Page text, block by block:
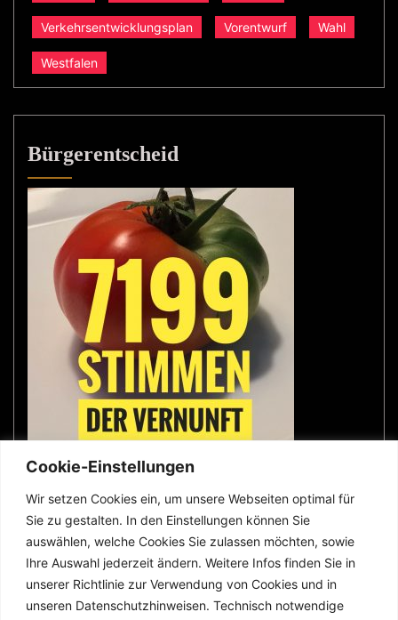
Cookie-Einstellungen
Wir setzen Cookies ein, um unsere Webseiten optimal für
Sie zu gestalten. In den Einstellungen können Sie
auswählen, welche Cookies Sie zulassen möchten, sowie
Ihre Auswahl jederzeit ändern. Weitere Infos finden Sie in
unserer Richtlinie zur Verwendung von Cookies und in
unseren Datenschutzhinweisen. Technisch notwendige
Verkehrsentwicklungsplan Vorentwurf Wahl
Westfalen
Bürgerentscheid
wer was wo
Impressum